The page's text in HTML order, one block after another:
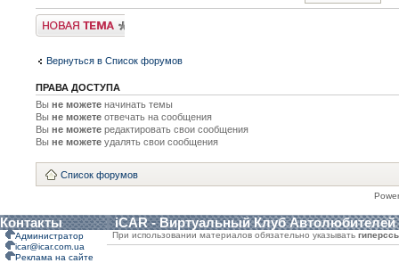
Новая тема
Вернуться в Список форумов
ПРАВА ДОСТУПА
Вы не можете начинать темы
Вы не можете отвечать на сообщения
Вы не можете редактировать свои сообщения
Вы не можете удалять свои сообщения
Список форумов
Контакты iCAR - Виртуальный Клуб Автолюбителей
Администратор
icar@icar.com.ua
Реклама на сайте
При использовании материалов обязательно указывать